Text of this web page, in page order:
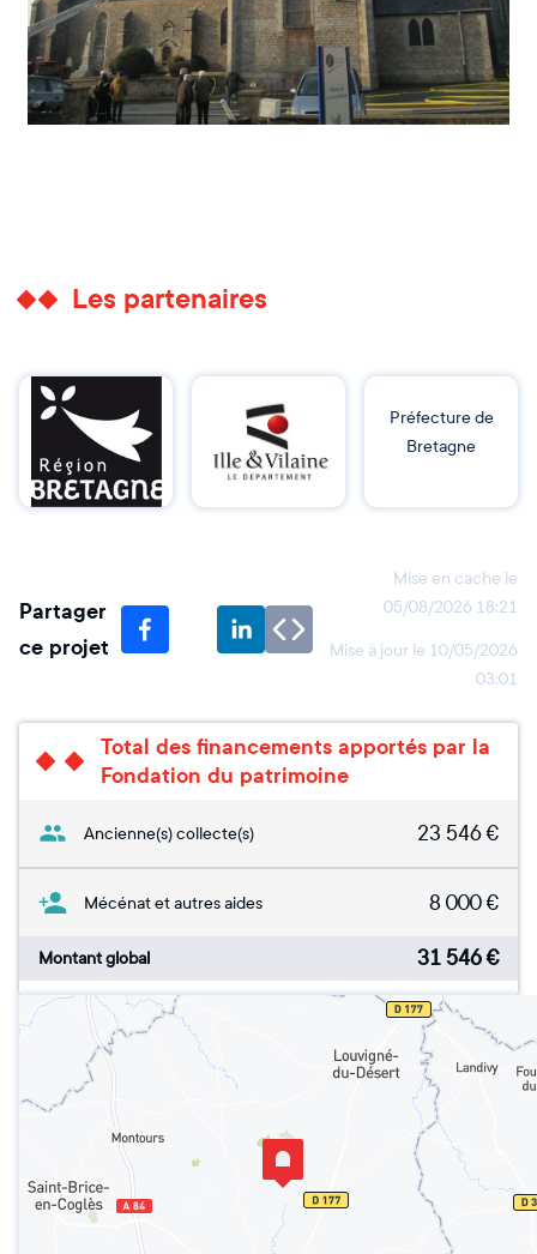
Les partenaires
Préfecture de
Bretagne
Partager
ce projet
Mise en cache le
05/08/2026 18:21
Mise à jour le 10/05/2026
03:01
Total des financements apportés par la
Fondation du patrimoine
Ancienne(s) collecte(s) 23 546€
Mécénat et autres aides 8 000€
Montant global 31 546€